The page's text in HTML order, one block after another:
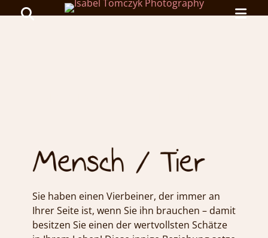
Search
Sie haben einen Vierbeiner, der immer an
Ihrer Seite ist, wenn Sie ihn brauchen – damit
besitzen Sie einen der wertvollsten Schätze